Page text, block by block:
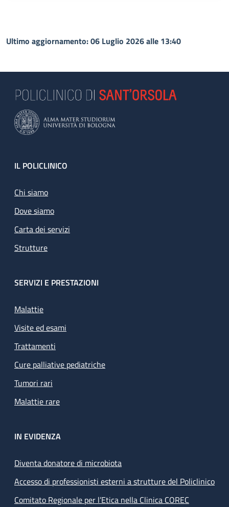
Ultimo aggiornamento: 06 Luglio 2026 alle 13:40
Footer
IL POLICLINICO
Chi siamo
Dove siamo
Carta dei servizi
Strutture
SERVIZI E PRESTAZIONI
Malattie
Visite ed esami
Trattamenti
Cure palliative pediatriche
Tumori rari
Malattie rare
IN EVIDENZA
Diventa donatore di microbiota
Accesso di professionisti esterni a strutture del Policlinico
Comitato Regionale per l’Etica nella Clinica COREC